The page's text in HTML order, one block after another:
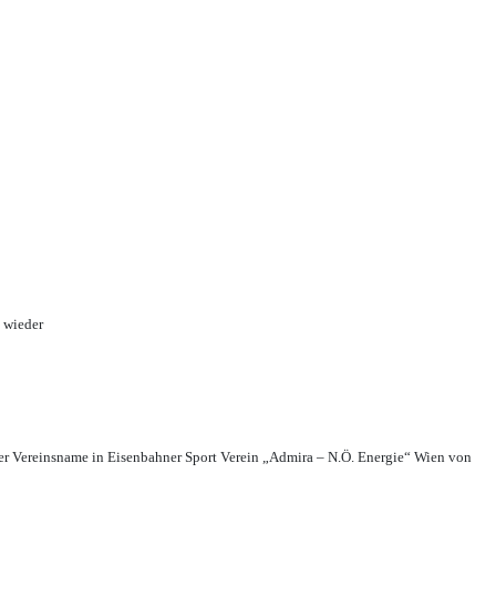
wieder
Vereinsname in Eisenbahner Sport Verein „Admira – N.Ö. Energie“ Wien von